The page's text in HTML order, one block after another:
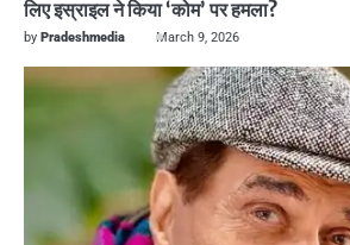
लिए इस्राइल ने किया ‘कोम’ पर हमला?
by Pradeshmedia March 9, 2026